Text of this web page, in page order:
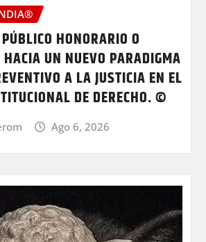
HONORARIO O
UN NUEVO PARADIGMA
A LA JUSTICIA EN EL
DE DERECHO. ©
Ago 6, 2026